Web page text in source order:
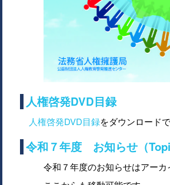
人権啓発DVD目録
人権啓発DVD目録をダウンロード
令和７年度 お知らせ（
令和７年度のお知らせはアー